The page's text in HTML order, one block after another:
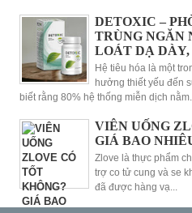
DETOXIC –
TRÙNG NGĂN
LOÁT DẠ DÀY,
Hệ tiêu hóa là một
hưởng thiết yếu đến
biết rằng 80% hệ thống miễn dịch nằm...
VIÊN UỐNG
GIÁ BAO
Zlove là thực phẩm
trợ co tử cung và se
đã được hàng vạ...